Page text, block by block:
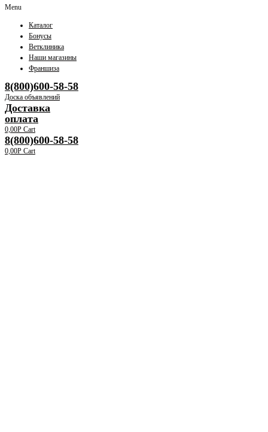
Menu
Каталог
Бонусы
Ветклиника
Наши магазины
Франшиза
8(800)600-58-58
Доска объявлений
Доставка
оплата
0,00Р Cart
8(800)600-58-58
0,00Р Cart